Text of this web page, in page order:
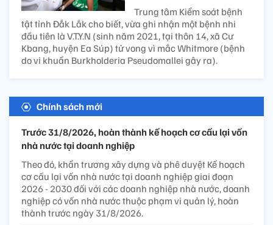
Trung tâm Kiểm soát bệnh
tật tỉnh Đắk Lắk cho biết, vừa ghi nhận một bệnh nhi
đầu tiên là V.T.Y.N (sinh năm 2021, tại thôn 14, xã Cư
Kbang, huyện Ea Súp) tử vong vì mắc Whitmore (bệnh
do vi khuẩn Burkholderia Pseudomallei gây ra).
Chính sách mới
Trước 31/8/2026, hoàn thành kế hoạch cơ cấu lại vốn
nhà nước tại doanh nghiệp
Theo đó, khẩn trương xây dựng và phê duyệt Kế hoạch
cơ cấu lại vốn nhà nước tại doanh nghiệp giai đoạn
2026 - 2030 đối với các doanh nghiệp nhà nước, doanh
nghiệp có vốn nhà nước thuộc phạm vi quản lý, hoàn
thành trước ngày 31/8/2026.